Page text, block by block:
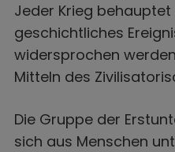
Jeder Krieg
geschichtliches
widersprochen
Mitteln des
Die Gruppe der
sich aus Menschen